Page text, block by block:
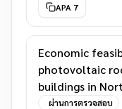
APA 7
Economic
photovoltaic
buildings in
ผ่านการตรวจสอบ